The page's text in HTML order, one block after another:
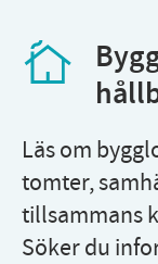
Läs om
tomter,
tillsammans
Söker du